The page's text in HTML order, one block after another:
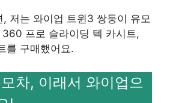
, 저는 와이업 트윈3 쌍둥이 유모
프로 슬라이딩 텍 카시트,
를 구매했어요.
차, 이래서 와이업으